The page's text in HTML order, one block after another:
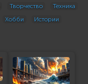
Творчество
Техника
Хобби Истории